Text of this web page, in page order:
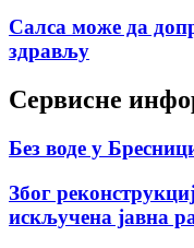
Салса може да
здрављу
Сервисне
Без воде у
Због
искључена јавна